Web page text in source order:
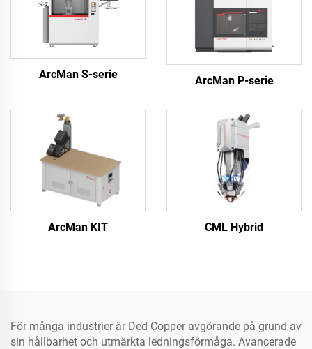
ArcMan S-serie ArcMan P-serie
ArcMan KIT CML Hybrid
För många industrier är Ded Copper avgörande på grund av
sin hållbarhet och utmärkta ledningsförmåga. Avancerade